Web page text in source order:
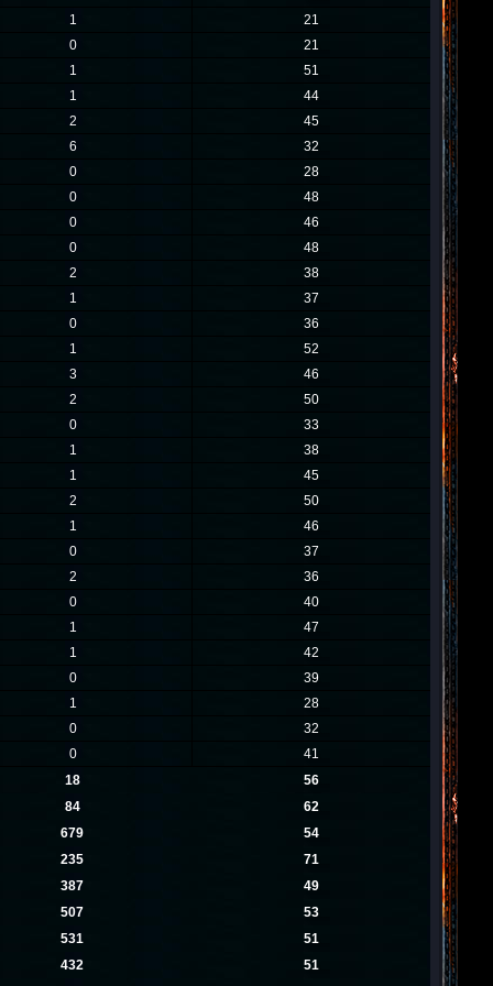
1
21
0
21
1
51
1
44
2
45
6
32
0
28
0
48
0
46
0
48
2
38
1
37
0
36
1
52
3
46
2
50
0
33
1
38
1
45
2
50
1
46
0
37
2
36
0
40
1
47
1
42
0
39
1
28
0
32
0
41
18
56
84
62
679
54
235
71
387
49
507
53
531
51
432
51